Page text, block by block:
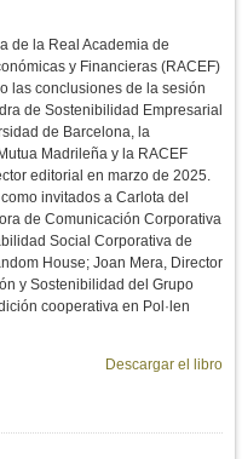
de la Real Academia de
y Financieras (RACEF)
las conclusiones de la sesión
de Sostenibilidad Empresarial
de Barcelona, la
Madrileña y la RACEF
editorial en marzo de 2025.
invitados a Carlota del
de Comunicación Corporativa
Social Corporativa de
House; Joan Mera, Director
y Sostenibilidad del Grupo
cooperativa en Pol·len
Descargar el libro